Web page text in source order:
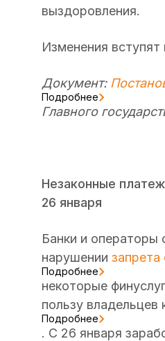
выздоровления.
Изменения вступят
Документ:
Подробнее
Главного
Незаконные
26 января
Банки и операторы
нарушении запрета
Подробнее
некоторые
пользу владельцев
Подробнее
. С 26 января